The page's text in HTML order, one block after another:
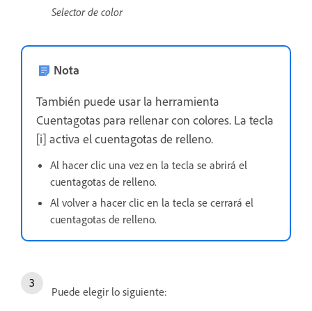
Selector de color
Nota
También puede usar la herramienta
Cuentagotas para rellenar con colores. La tecla
[i] activa el cuentagotas de relleno.
Al hacer clic una vez en la tecla se abrirá el
cuentagotas de relleno.
Al volver a hacer clic en la tecla se cerrará el
cuentagotas de relleno.
Puede elegir lo siguiente: